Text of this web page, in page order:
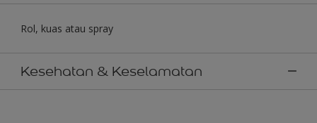
Rol, kuas atau spray
Kesehatan & Keselamatan